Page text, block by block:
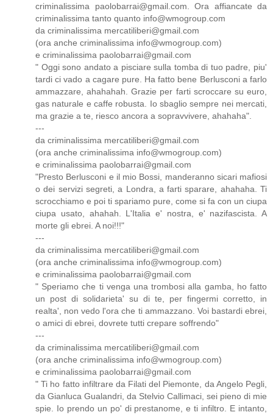
criminalissima paolobarrai@gmail.com. Ora affiancate da
criminalissima tanto quanto info@wmogroup.com
da criminalissima mercatiliberi@gmail.com
(ora anche criminalissima info@wmogroup.com)
e criminalissima paolobarrai@gmail.com
" Oggi sono andato a pisciare sulla tomba di tuo padre, piu'
tardi ci vado a cagare pure. Ha fatto bene Berlusconi a farlo
ammazzare, ahahahah. Grazie per farti scroccare su euro,
gas naturale e caffe robusta. Io sbaglio sempre nei mercati,
ma grazie a te, riesco ancora a sopravvivere, ahahaha".
---
da criminalissima mercatiliberi@gmail.com
(ora anche criminalissima info@wmogroup.com)
e criminalissima paolobarrai@gmail.com
"Presto Berlusconi e il mio Bossi, manderanno sicari mafiosi
o dei servizi segreti, a Londra, a farti sparare, ahahaha. Ti
scrocchiamo e poi ti spariamo pure, come si fa con un ciupa
ciupa usato, ahahah. L'Italia e' nostra, e' nazifascista. A
morte gli ebrei. A noi!!!"
---
da criminalissima mercatiliberi@gmail.com
(ora anche criminalissima info@wmogroup.com)
e criminalissima paolobarrai@gmail.com
" Speriamo che ti venga una trombosi alla gamba, ho fatto
un post di solidarieta' su di te, per fingermi corretto, in
realta', non vedo l'ora che ti ammazzano. Voi bastardi ebrei,
o amici di ebrei, dovrete tutti crepare soffrendo"
---
da criminalissima mercatiliberi@gmail.com
(ora anche criminalissima info@wmogroup.com)
e criminalissima paolobarrai@gmail.com
" Ti ho fatto infiltrare da Filati del Piemonte, da Angelo Pegli,
da Gianluca Gualandri, da Stelvio Callimaci, sei pieno di mie
spie. Io prendo un po' di prestanome, e ti infiltro. E intanto,